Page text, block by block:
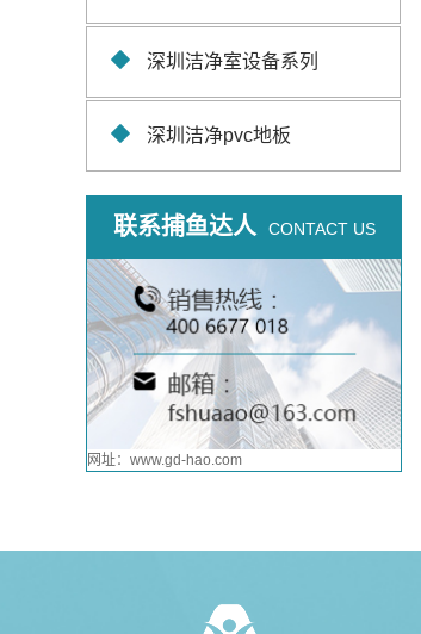
深圳洁净室设备系列
深圳洁净pvc地板
联系捕鱼达人 CONTACT US
网址：www.gd-hao.com